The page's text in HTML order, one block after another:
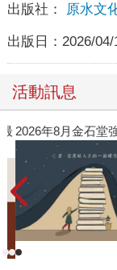
出版社： 原水文
出版日： 2026/04/
活動訊息
2026年8月金石堂